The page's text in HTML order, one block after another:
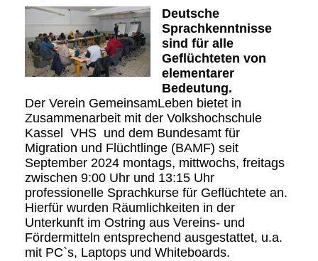
Deutsche
Sprachkenntnisse
sind für alle
Geflüchteten von
elementarer
Bedeutung.
Der Verein GemeinsamLeben bietet in
Zusammenarbeit mit der Volkshochschule
Kassel VHS und dem Bundesamt für
Migration und Flüchtlinge (BAMF) seit
September 2024 montags, mittwochs, freitags
zwischen 9:00 Uhr und 13:15 Uhr
professionelle Sprachkurse für Geflüchtete an.
Hierfür wurden Räumlichkeiten in der
Unterkunft im Ostring aus Vereins- und
Fördermitteln entsprechend ausgestattet, u.a.
mit PC`s, Laptops und Whiteboards.